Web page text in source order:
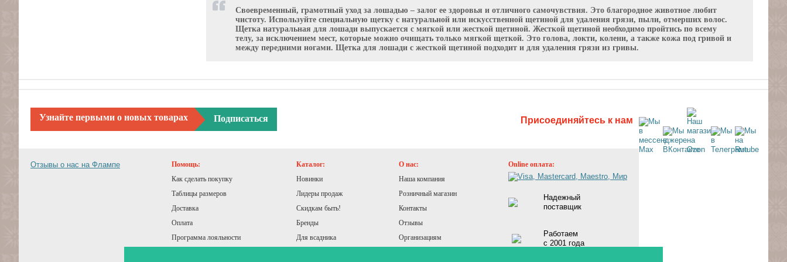
Своевременный, грамотный уход за лошадью – залог ее здоровья и отличного самочувствия. Это благородное животное любит
чистоту. Используйте специальную щетку с натуральной или искусственной щетиной для удаления грязи, пыли, отмерших волос.
Щетка натуральная для лошади выпускается с мягкой или жесткой щетиной. Жесткой щетиной необходимо пройтись по всему
телу, за исключением мест, которые можно очищать только мягкой щеткой. Это голова, локти, колени, а также кожа под гривой и
между передними ногами. Щетка для лошади с жесткой щетиной подходит и для удаления грязи из гривы.
Узнайте первыми о новых товарах Подписаться Присоединяйтесь к нам
Отзывы о нас на Флампе
Помощь:
Как сделать покупку
Таблицы размеров
Доставка
Оплата
Программа лояльности
Каталог:
Новинки
Лидеры продаж
Скидкам быть!
Бренды
Для всадника
О нас:
Наша компания
Розничный магазин
Контакты
Отзывы
Организациям
Online оплата:
Надежный
поставщик
Работаем
с 2001 года